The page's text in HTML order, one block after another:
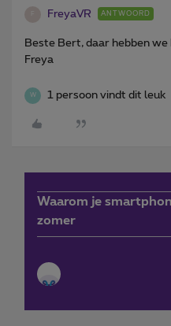
FreyaVR ANTWOORD
Beste Bert, daar hebben we
Freya
W 1 persoon vindt dit leuk
Waarom je
zomer